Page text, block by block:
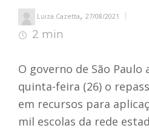
Luiza Cazetta, 27/08/2021
2 min
O governo de São Paulo
quinta-feira (26) o
em recursos para
mil escolas da rede